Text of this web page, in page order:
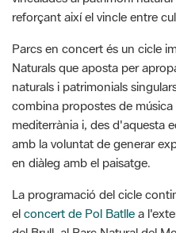
Naturals que aposta per
naturals i patrimonials
combina propostes de
mediterrània i, des d'aquesta
amb la voluntat de generar
en diàleg amb el paisatge.
La programació del cicle
concert de Pol Batlle
a
del Brull, al Parc Natural del
amb artistes destacats com
Ventura o Alidé Sans, entre